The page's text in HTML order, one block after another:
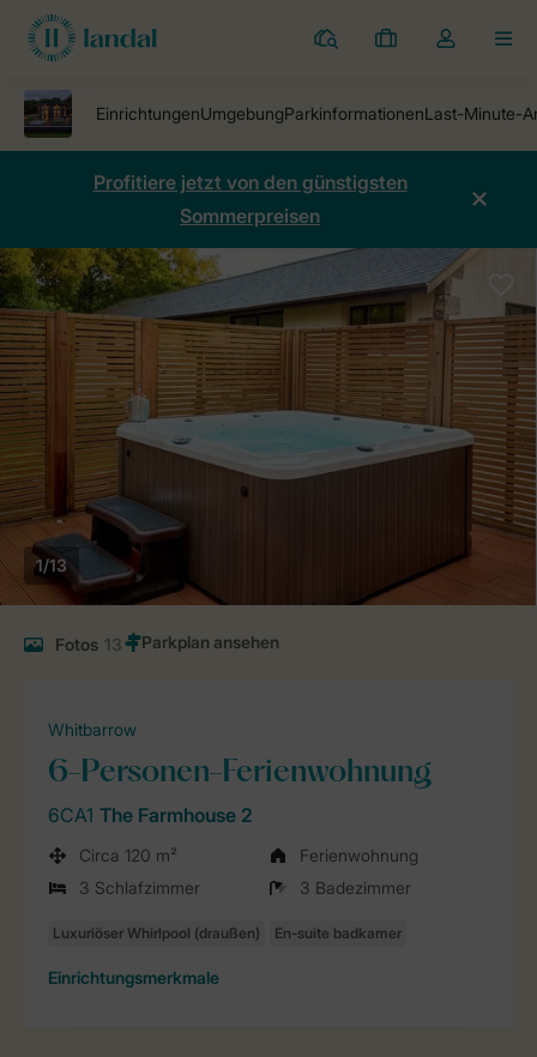
Ferienparks
Meine
Dropdown-
öffnen
Profitiere jetzt von den günstigsten
Sommerpreisen
1/13
Fotos 13
Whitbarrow
6-Personen-Ferienwohnung
6CA1 The Farmhouse 2
Circa 120 m²
Ferienwohnung
3 Schlafzimmer
3 Badezimmer
Einrichtungsmerkmale